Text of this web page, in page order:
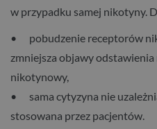
w przypadku samej nikotyny.
• pobudzenie receptorów
zmniejsza objawy
nikotynowy,
• sama cytyzyna nie
stosowana przez pacjentów.